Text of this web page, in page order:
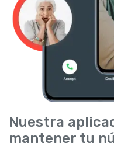
Nuestra
mantener tu